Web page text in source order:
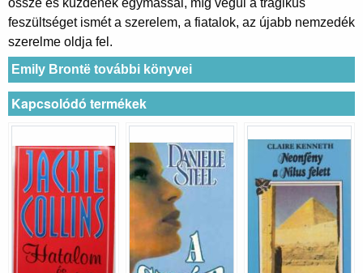
feszültséget ismét a szerelem, a fiatalok, az újabb nemzedék
szerelme oldja fel.
Emily Brontë további könyvei
Kapcsolódó termékek